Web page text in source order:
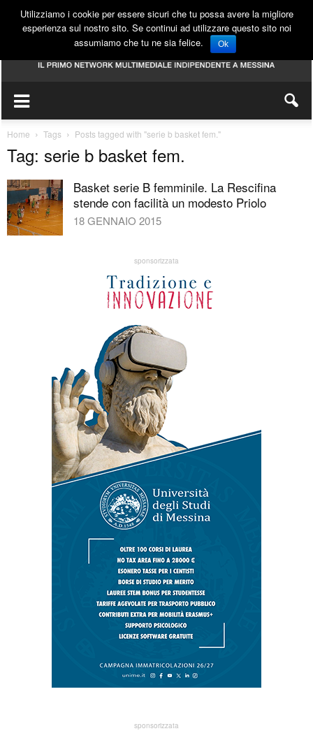
Home Tags Posts tagged with "serie b basket fem."
Tag: serie b basket fem.
Basket serie B femminile. La Rescifina
stende con facilità un modesto Priolo
18 GENNAIO 2015
sponsorizzata
sponsorizzata
Utilizziamo i cookie per essere sicuri che tu possa avere la migliore
esperienza sul nostro sito. Se continui ad utilizzare questo sito noi
assumiamo che tu ne sia felice.
Ok